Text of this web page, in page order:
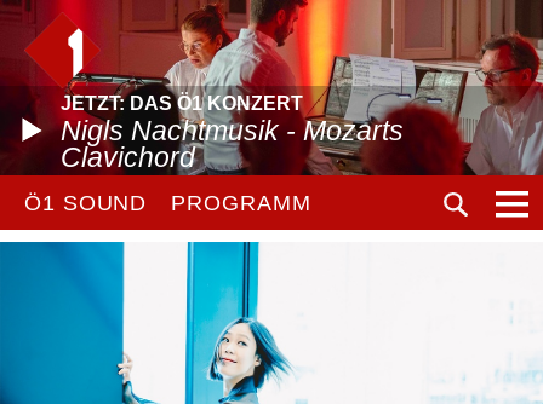
JETZT: DAS Ö1 KONZERT
Nigls Nachtmusik - Mozarts
Clavichord
Ö1 SOUND PROGRAMM